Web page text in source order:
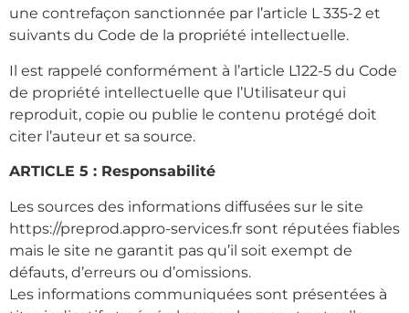
une contrefaçon sanctionnée par l’article L 335-2 et
suivants du Code de la propriété intellectuelle.
Il est rappelé conformément à l’article L122-5 du Code
de propriété intellectuelle que l’Utilisateur qui
reproduit, copie ou publie le contenu protégé doit
citer l’auteur et sa source.
ARTICLE 5 : Responsabilité
Les sources des informations diffusées sur le site
https://preprod.appro-services.fr sont réputées fiables
mais le site ne garantit pas qu’il soit exempt de
défauts, d’erreurs ou d’omissions.
Les informations communiquées sont présentées à